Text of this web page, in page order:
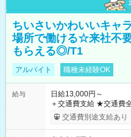
ちいさいかわいいキャ
場所で働ける☆来社不
もらえる◎/T1
アルバイト 職種未経験OK
給与
日給13,000円～
＋交通費支給 ★交通費全額支給！ ┗案件により規定あり ★日払
いOK！（規定あり） ┗
ンビニATMから 日払い分を引
交通費別途支給あり